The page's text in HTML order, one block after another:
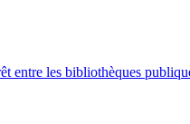
entre les bibliothèques